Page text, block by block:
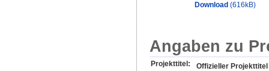
Download (616kB)
Angaben zu
Projekttitel:
Offizieller Projekttitel